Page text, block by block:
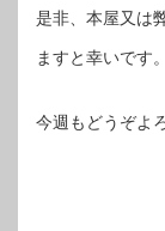
是非、本屋又は
ますと幸いです。
今週もどうぞよ